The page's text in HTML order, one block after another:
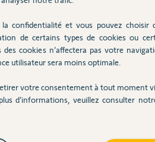
genre
confidentialité et vous pouvez choisir
de certains types de cookies ou
cookies n’affectera pas votre
utilisateur sera moins optimale.
votre consentement à tout moment
d’informations, veuillez consulter